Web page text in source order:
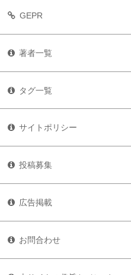
GEPR
著者一覧
タグ一覧
サイトポリシー
投稿募集
広告掲載
お問合わせ